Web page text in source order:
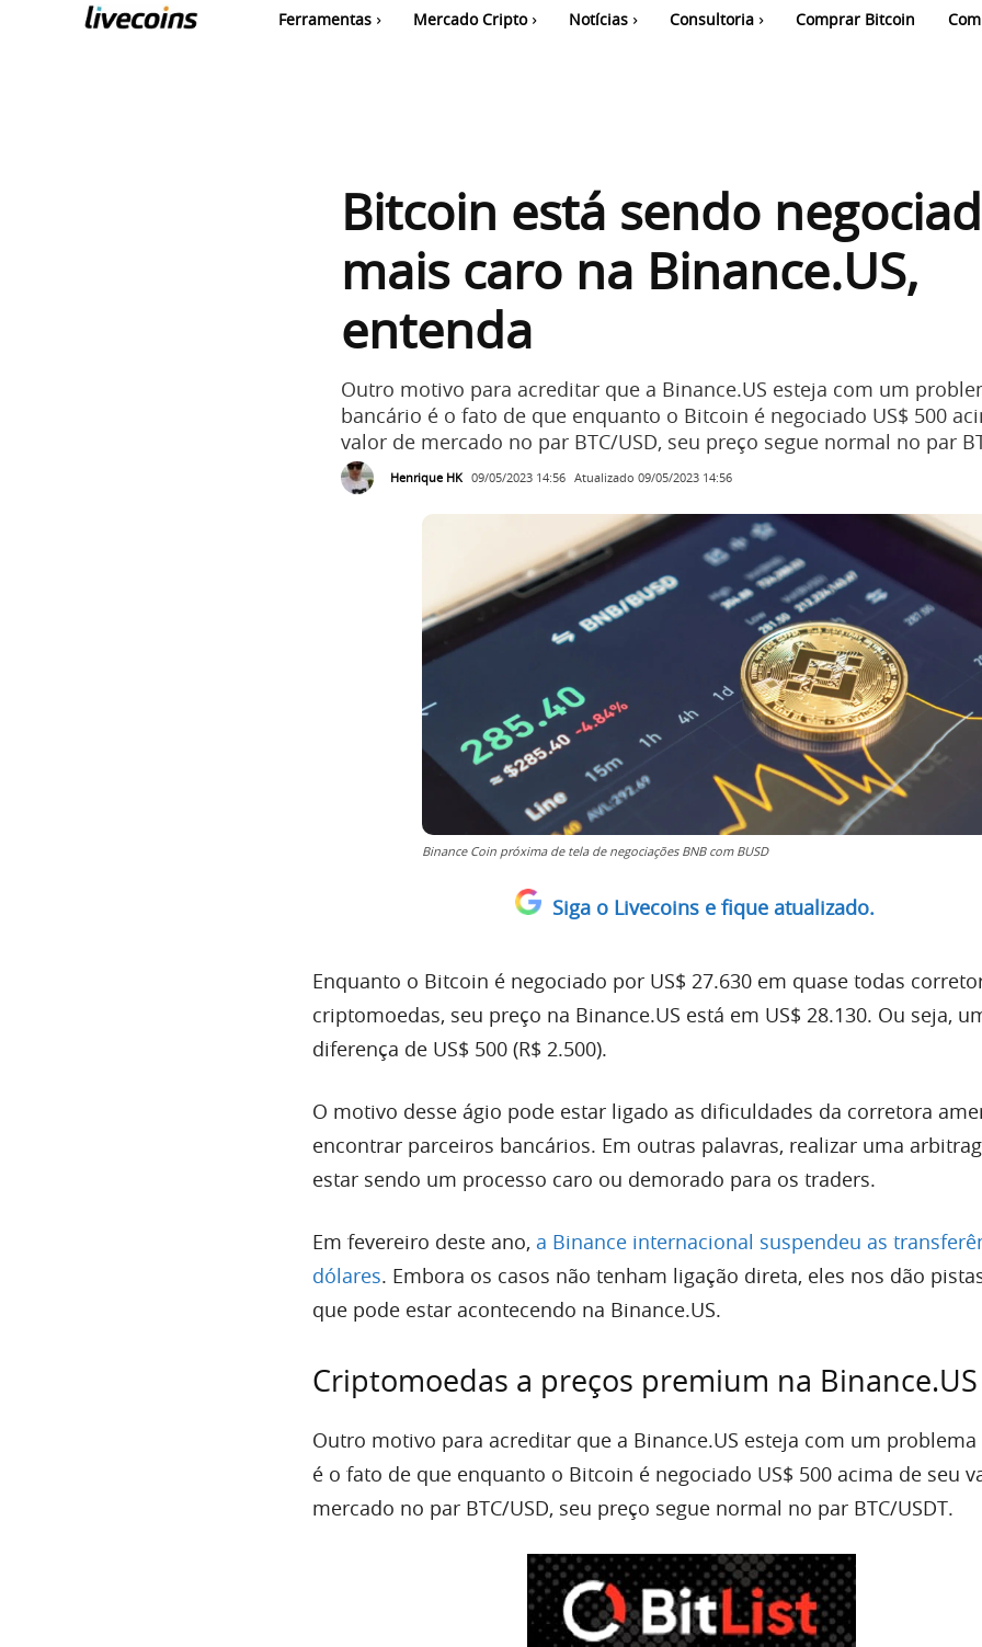
Ferramentas Mercado Cripto Notícias Consultoria Comprar Bitcoin
Bitcoin está sendo
mais caro na Binance.US,
entenda
Outro motivo para acreditar que a Binance.US esteja com um
bancário é o fato de que enquanto o Bitcoin é negociado US$ 500
valor de mercado no par BTC/USD, seu preço segue normal no par
Henrique HK 09/05/2023 14:56 Atualizado 09/05/2023 14:56
Binance Coin próxima de tela de negociações BNB com BUSD
Siga o Livecoins e fique atualizado.
Enquanto o Bitcoin é negociado por US$ 27.630 em quase todas
criptomoedas, seu preço na Binance.US está em US$ 28.130. Ou seja,
diferença de US$ 500 (R$ 2.500).
O motivo desse ágio pode estar ligado as dificuldades da corretora
encontrar parceiros bancários. Em outras palavras, realizar uma
estar sendo um processo caro ou demorado para os traders.
Em fevereiro deste ano, a Binance internacional suspendeu as
dólares. Embora os casos não tenham ligação direta, eles nos dão
que pode estar acontecendo na Binance.US.
Criptomoedas a preços premium na Binance.US
Outro motivo para acreditar que a Binance.US esteja com um
é o fato de que enquanto o Bitcoin é negociado US$ 500 acima de seu
mercado no par BTC/USD, seu preço segue normal no par BTC/USDT.